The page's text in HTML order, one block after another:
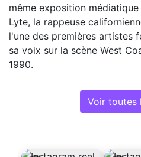
même exposition
Lyte, la rappeuse
l'une des premières artistes
sa voix sur la scène West
1990.
Voir toutes